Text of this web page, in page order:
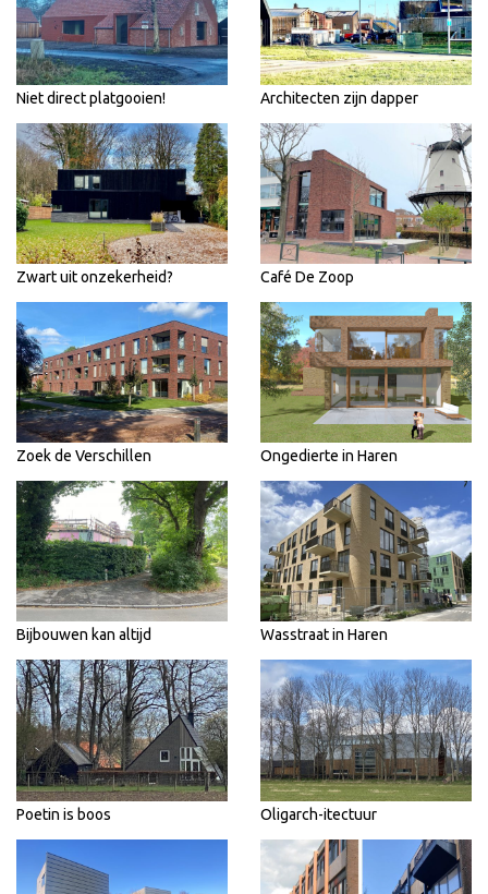
Niet direct platgooien! Architecten zijn dapper
Zwart uit onzekerheid? Café De Zoop
Zoek de Verschillen Ongedierte in Haren
Bijbouwen kan altijd Wasstraat in Haren
Poetin is boos Oligarch-itectuur